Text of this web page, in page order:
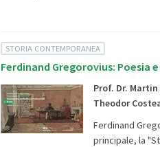
STORIA CONTEMPORANEA
Ferdinand Gregorovius: Poesia
Prof. Dr.
Theodor
Ferdinand
principale, la